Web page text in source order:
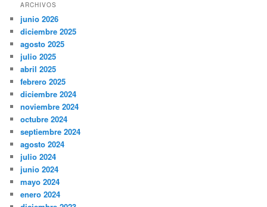
ARCHIVOS
junio 2026
diciembre 2025
agosto 2025
julio 2025
abril 2025
febrero 2025
diciembre 2024
noviembre 2024
octubre 2024
septiembre 2024
agosto 2024
julio 2024
junio 2024
mayo 2024
enero 2024